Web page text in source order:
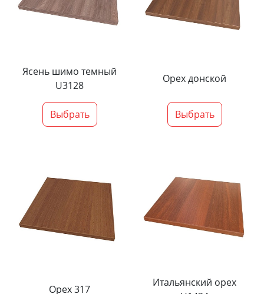
Ясень шимо темный
U3128
Выбрать
Орех донской
Выбрать
Орех 317
Итальянский орех